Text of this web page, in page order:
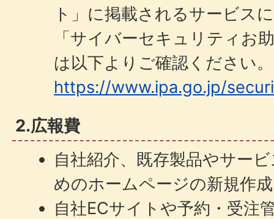
ト」に掲載されるサービス
「サイバーセキュリティお
は以下よりご確認ください。
https://www.ipa.go.jp/
2.広報費
自社紹介、既存製品やサー
めのホームページの新規作
自社ECサイトや予約・受注